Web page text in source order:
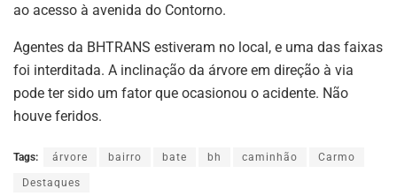
ao acesso à avenida do Contorno.
Agentes da BHTRANS estiveram no local, e uma das faixas
foi interditada. A inclinação da árvore em direção à via
pode ter sido um fator que ocasionou o acidente. Não
houve feridos.
Tags: árvore bairro bate bh caminhão Carmo
Destaques